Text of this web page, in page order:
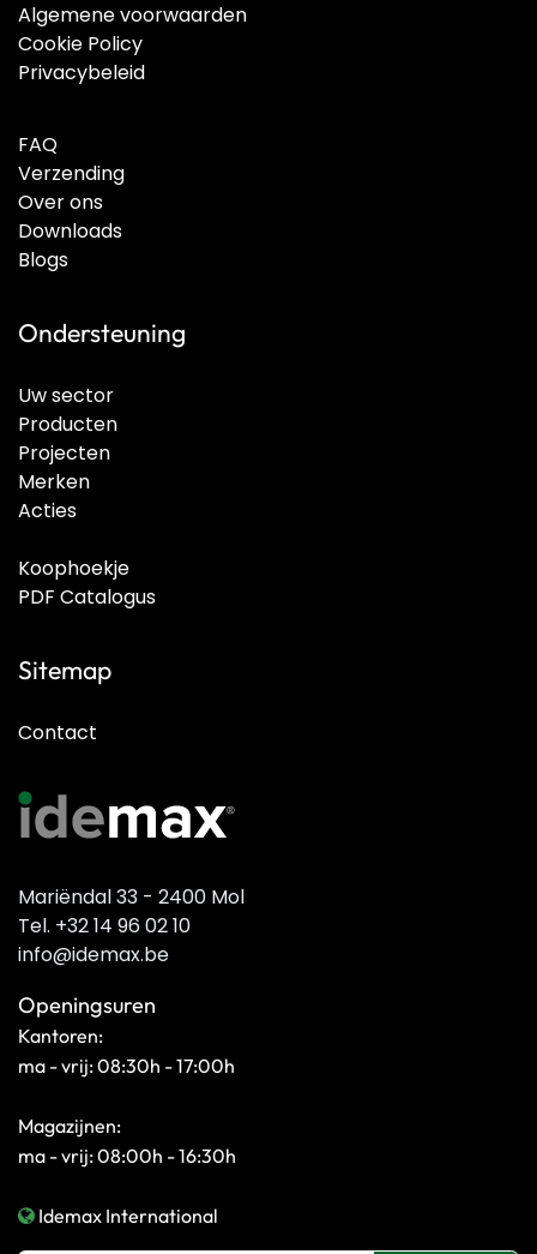
Algemene voorwaarden
Cookie Policy
Privacybeleid
FAQ
Verzending
Over ons
Downloads
Blogs
Ondersteuning
Uw sector
Producten
Projecten
Merken
Acties
Koophoekje
PDF Catalogus
Sitemap
Contact
Mariëndal 33 - 2400 Mol
Tel. +32 14 96 02 10
info@idemax.be
Openingsuren
Kantoren:
ma - vrij: 08:30h - 17:00h
Magazijnen:
ma - vrij: 08:00h - 16:30h
Idemax International